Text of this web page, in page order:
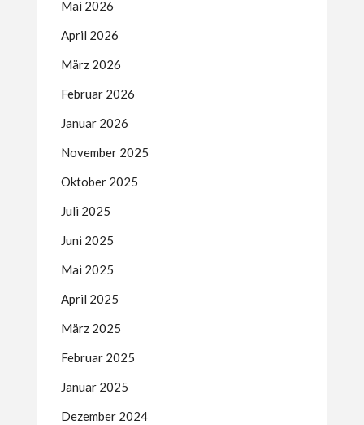
Mai 2026
April 2026
März 2026
Februar 2026
Januar 2026
November 2025
Oktober 2025
Juli 2025
Juni 2025
Mai 2025
April 2025
März 2025
Februar 2025
Januar 2025
Dezember 2024